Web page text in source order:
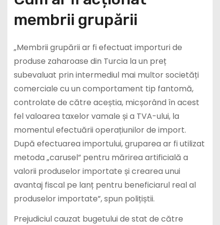
membrii grupării
„Membrii grupării ar fi efectuat importuri de
produse zaharoase din Turcia la un preț
subevaluat prin intermediul mai multor societăți
comerciale cu un comportament tip fantomă,
controlate de către aceștia, micșorând în acest
fel valoarea taxelor vamale și a TVA-ului, la
momentul efectuării operațiunilor de import.
După efectuarea importului, gruparea ar fi utilizat
metoda „carusel” pentru mărirea artificială a
valorii produselor importate și crearea unui
avantaj fiscal pe lanț pentru beneficiarul real al
produselor importate”, spun polițiștii.
Prejudiciul cauzat bugetului de stat de către